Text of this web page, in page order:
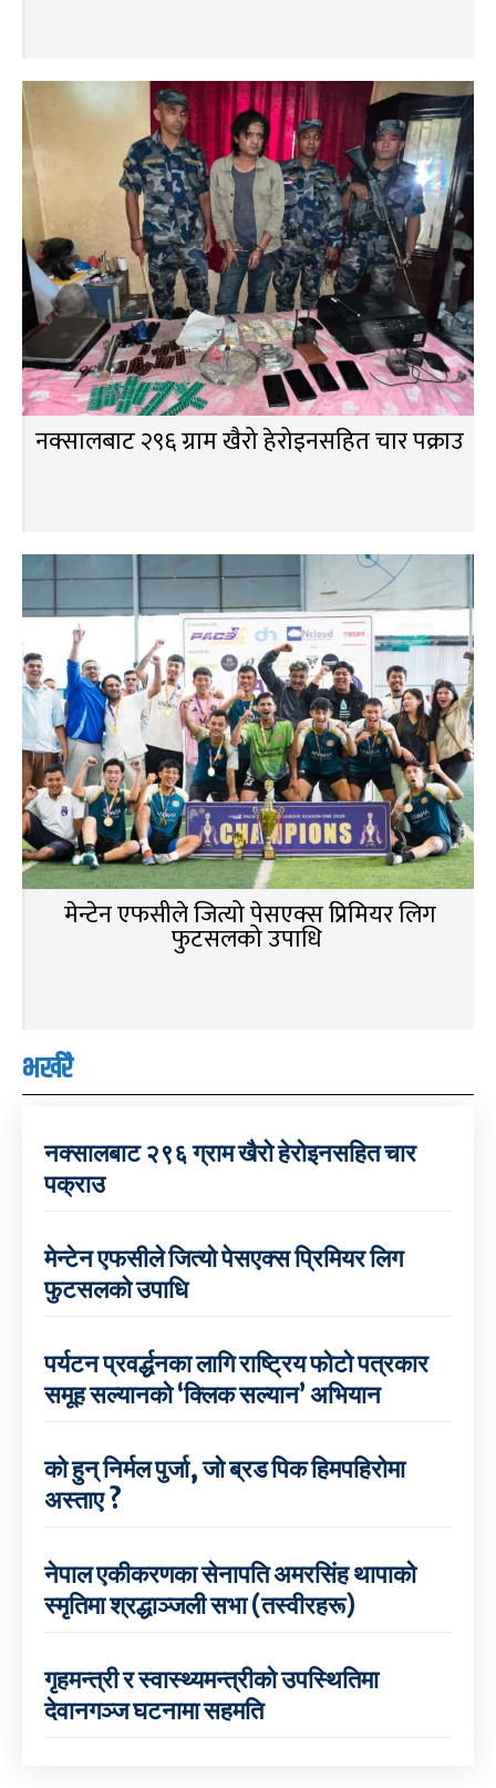
नक्सालबाट २९६ ग्राम खैरो हेरोइनसहित चार पक्राउ
मेन्टेन एफसीले जित्यो पेसएक्स प्रिमियर लिग
फुटसलको उपाधि
भर्खरै
नक्सालबाट २९६ ग्राम खैरो हेरोइनसहित चार
पक्राउ
मेन्टेन एफसीले जित्यो पेसएक्स प्रिमियर लिग
फुटसलको उपाधि
पर्यटन प्रवर्द्धनका लागि राष्ट्रिय फोटो पत्रकार
समूह सल्यानको ‘क्लिक सल्यान’ अभियान
को हुन् निर्मल पुर्जा, जो ब्रड पिक हिमपहिरोमा
अस्ताए ?
नेपाल एकीकरणका सेनापति अमरसिंह थापाको
स्मृतिमा श्रद्धाञ्जली सभा (तस्वीरहरू)
गृहमन्त्री र स्वास्थ्यमन्त्रीको उपस्थितिमा
देवानगञ्ज घटनामा सहमति